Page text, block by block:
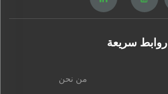
روابط سريعة
من نحن